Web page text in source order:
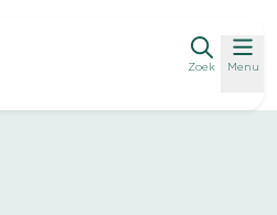
Zoek Menu